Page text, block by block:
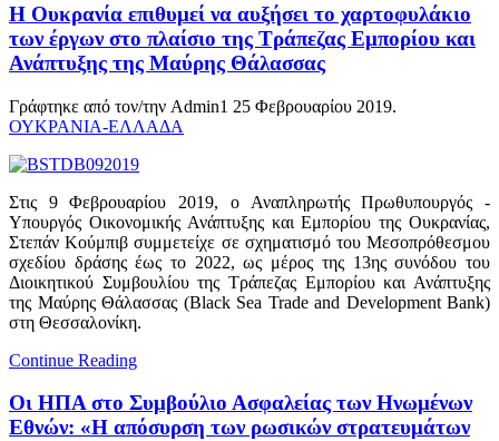
Η Ουκρανία επιθυμεί να αυξήσει το χαρτοφυλάκιο
των έργων στο πλαίσιο της Τράπεζας Εμπορίου και
Ανάπτυξης της Μαύρης Θάλασσας
Γράφτηκε από τον/την Admin1 25 Φεβρουαρίου 2019.
ΟΥΚΡΑΝΙΑ-ΕΛΛΑΔΑ
Στις 9 Φεβρουαρίου 2019, ο Αναπληρωτής Πρωθυπουργός -
Υπουργός Οικονομικής Ανάπτυξης και Εμπορίου της Ουκρανίας,
Στεπάν Κούμπιβ συμμετείχε σε σχηματισμό του Μεσοπρόθεσμου
σχεδίου δράσης έως το 2022, ως μέρος της 13ης συνόδου του
Διοικητικού Συμβουλίου της Τράπεζας Εμπορίου και Ανάπτυξης
της Μαύρης Θάλασσας (Black Sea Trade and Development Bank)
στη Θεσσαλονίκη.
Continue Reading
Οι ΗΠΑ στο Συμβούλιο Ασφαλείας των Ηνωμένων
Εθνών: «Η απόσυρση των ρωσικών στρατευμάτων